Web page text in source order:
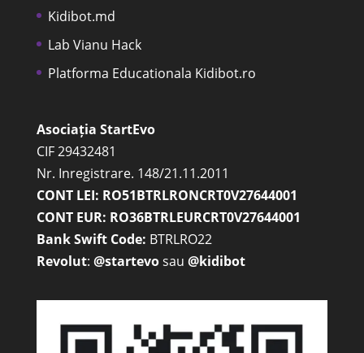
Kidibot.md
Lab Vianu Hack
Platforma Educationala Kidibot.ro
Asociația StartEvo
CIF 29432481
Nr. Inregistrare. 148/21.11.2011
CONT LEI: RO51BTRLRONCRT0V27644001
CONT EUR: RO36BTRLEURCRT0V27644001
Bank Swift Code: BTRLRO22
Revolut: @startevosau @kidibot